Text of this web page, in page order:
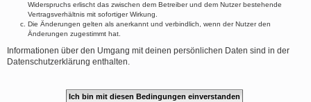
Widerspruchs erlischt das zwischen dem Betreiber und dem Nutzer bestehende
Vertragsverhältnis mit sofortiger Wirkung.
Die Änderungen gelten als anerkannt und verbindlich, wenn der Nutzer den
Änderungen zugestimmt hat.
Informationen über den Umgang mit deinen persönlichen Daten sind in der
Datenschutzerklärung enthalten.